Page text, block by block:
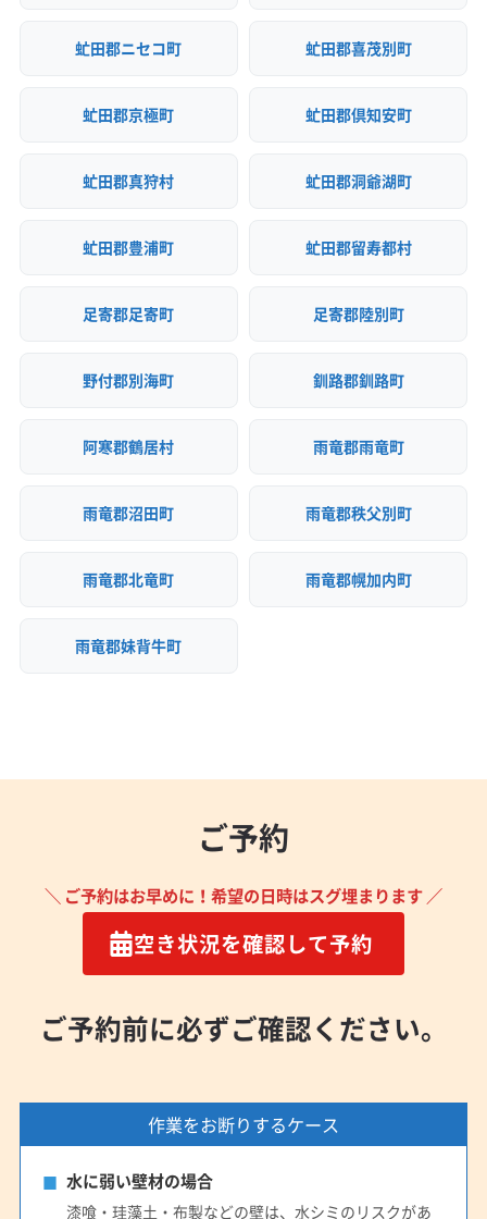
虻田郡ニセコ町 虻田郡喜茂別町
虻田郡京極町 虻田郡倶知安町
虻田郡真狩村 虻田郡洞爺湖町
虻田郡豊浦町 虻田郡留寿都村
足寄郡足寄町 足寄郡陸別町
野付郡別海町 釧路郡釧路町
阿寒郡鶴居村 雨竜郡雨竜町
雨竜郡沼田町 雨竜郡秩父別町
雨竜郡北竜町 雨竜郡幌加内町
雨竜郡妹背牛町
ご予約
＼ ご予約はお早めに！希望の日時はスグ埋まります ／
空き状況を確認して予約
ご予約前に必ずご確認ください。
作業をお断りするケース
水に弱い壁材の場合
漆喰・珪藻土・布製などの壁は、水シミのリスクがあ